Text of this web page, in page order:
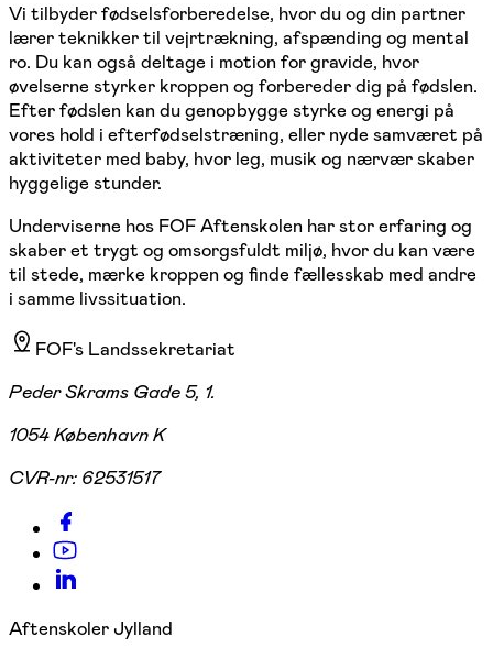
Vi tilbyder fødselsforberedelse, hvor du og din partner
lærer teknikker til vejrtrækning, afspænding og mental
ro. Du kan også deltage i motion for gravide, hvor
øvelserne styrker kroppen og forbereder dig på fødslen.
Efter fødslen kan du genopbygge styrke og energi på
vores hold i efterfødselstræning, eller nyde samværet på
aktiviteter med baby, hvor leg, musik og nærvær skaber
hyggelige stunder.
Underviserne hos FOF Aftenskolen har stor erfaring og
skaber et trygt og omsorgsfuldt miljø, hvor du kan være
til stede, mærke kroppen og finde fællesskab med andre
i samme livssituation.
FOF's Landssekretariat
Peder Skrams Gade 5, 1.
1054 København K
CVR-nr: 62531517
Aftenskoler Jylland